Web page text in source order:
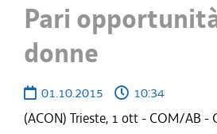
Pari
donne
01.10.2015
10:34
(ACON) Trieste, 1 ott - COM/AB